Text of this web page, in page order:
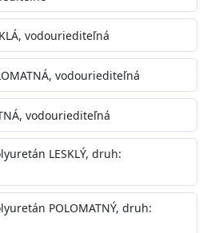
vodouriediteľná
vodouriediteľná
vodouriediteľná
LESKLÝ, druh:
POLOMATNÝ, druh: